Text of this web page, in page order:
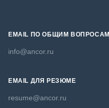
EMAIL ПО ОБЩИМ ВОПРОСАМ
info@ancor.ru
EMAIL ДЛЯ РЕЗЮМЕ
resume@ancor.ru